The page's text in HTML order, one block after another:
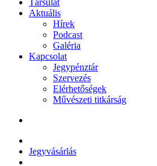
Társulat
Aktuális
Hírek
Podcast
Galéria
Kapcsolat
Jegypénztár
Szervezés
Elérhetőségek
Művészeti titkárság
Jegyvásárlás